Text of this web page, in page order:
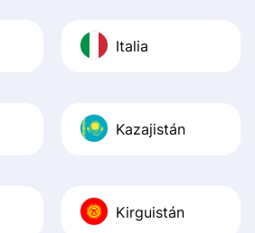
Italia
Kazajistán
Kirguistán